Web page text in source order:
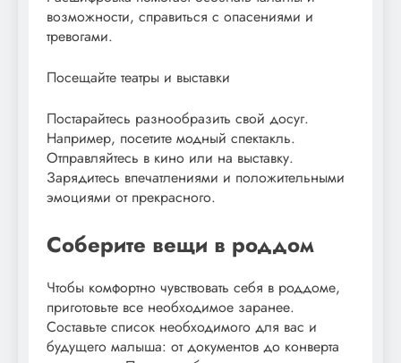
возможности, справиться с опасениями и
тревогами.
Посещайте театры и выставки
Постарайтесь разнообразить свой досуг.
Например, посетите модный спектакль.
Отправляйтесь в кино или на выставку.
Зарядитесь впечатлениями и положительными
эмоциями от прекрасного.
Соберите вещи в роддом
Чтобы комфортно чувствовать себя в роддоме,
приготовьте все необходимое заранее.
Составьте список необходимого для вас и
будущего малыша: от документов до конверта